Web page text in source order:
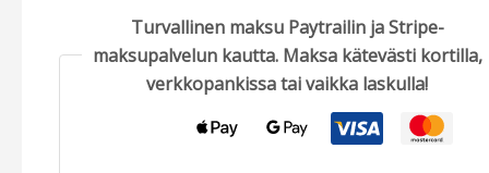
Turvallinen maksu Paytrailin ja Stripe-
maksupalvelun kautta. Maksa kätevästi kortilla,
verkkopankissa tai vaikka laskulla!